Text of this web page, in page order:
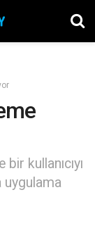
kullanıcıyı
uygulama